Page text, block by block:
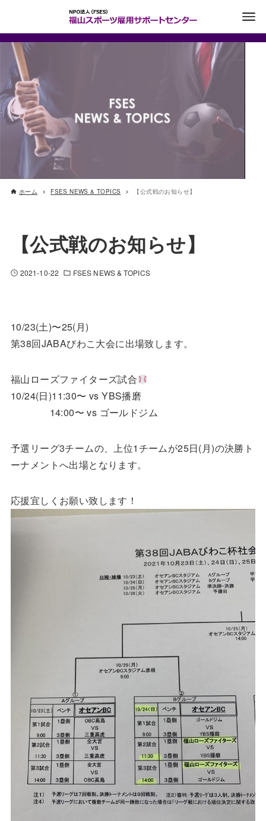
ホーム FSES NEWS & TOPICS 【公式戦のお知らせ】
【公式戦のお知らせ】
2021-10-22 FSES NEWS & TOPICS
10/23(土)〜25(月)
第38回JABAびわこ大会に出場致します。
福山ローズファイターズ試合
10/24(日)11:30〜 vs YBS播磨
14:00〜 vs ゴールドジム
予選リーグ3チームの、上位1チームが25日(月)の決勝ト
ーナメントへ出場となります。
応援宜しくお願い致します！